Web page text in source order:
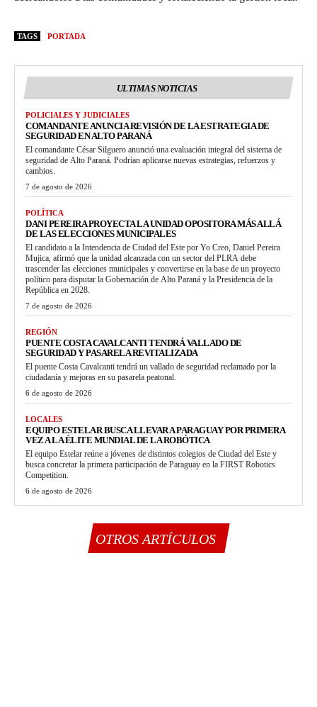
TAGS PORTADA
ULTIMAS NOTICIAS
POLICIALES Y JUDICIALES
COMANDANTE ANUNCIA REVISIÓN DE LA ESTRATEGIA DE
SEGURIDAD EN ALTO PARANÁ
El comandante César Silguero anunció una evaluación integral del sistema de
seguridad de Alto Paraná. Podrían aplicarse nuevas estrategias, refuerzos y
cambios.
7 de agosto de 2026
POLÍTICA
DANI PEREIRA PROYECTA LA UNIDAD OPOSITORA MÁS ALLÁ
DE LAS ELECCIONES MUNICIPALES
El candidato a la Intendencia de Ciudad del Este por Yo Creo, Daniel Pereira
Mujica, afirmó que la unidad alcanzada con un sector del PLRA debe
trascender las elecciones municipales y convertirse en la base de un proyecto
político para disputar la Gobernación de Alto Paraná y la Presidencia de la
República en 2028.
7 de agosto de 2026
REGIÓN
PUENTE COSTA CAVALCANTI TENDRÁ VALLADO DE
SEGURIDAD Y PASARELA REVITALIZADA
El puente Costa Cavalcanti tendrá un vallado de seguridad reclamado por la
ciudadanía y mejoras en su pasarela peatonal.
6 de agosto de 2026
LOCALES
EQUIPO ESTELAR BUSCA LLEVAR A PARAGUAY POR PRIMERA
VEZ A LA ÉLITE MUNDIAL DE LA ROBÓTICA
El equipo Estelar reúne a jóvenes de distintos colegios de Ciudad del Este y
busca concretar la primera participación de Paraguay en la FIRST Robotics
Competition.
6 de agosto de 2026
OTROS ARTÍCULOS